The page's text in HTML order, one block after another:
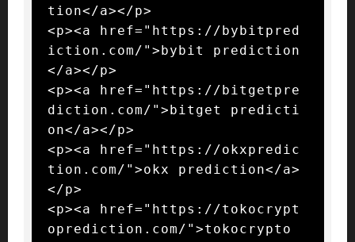
tion</a></p>
<p><a href="https://bybitpred
iction.com/">bybit prediction
</a></p>
<p><a href="https://bitgetpre
diction.com/">bitget predicti
on</a></p>
<p><a href="https://okxpredic
tion.com/">okx prediction</a>
</p>
<p><a href="https://tokocrypt
oprediction.com/">tokocrypto